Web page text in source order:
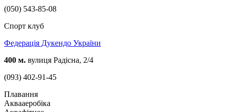
(050) 543-85-08
Спорт клуб
Федерація Дукендо України
400 м. вулиця Радісна, 2/4
(093) 402-91-45
Плавання
Аквааеробіка